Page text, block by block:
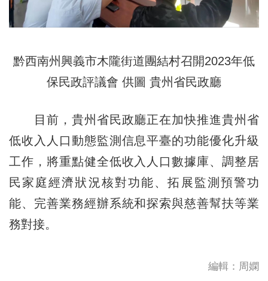
黔西南州興義市木隴街道團結村召開2023年低
保民政評議會 供圖 貴州省民政廳
目前，貴州省民政廳正在加快推進貴州省
低收入人口動態監測信息平臺的功能優化升級
工作，將重點健全低收入人口數據庫、調整居
民家庭經濟狀況核對功能、拓展監測預警功
能、完善業務經辦系統和探索與慈善幫扶等業
務對接。
編輯：周嫻